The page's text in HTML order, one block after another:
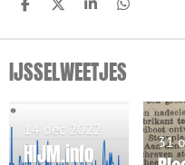
D
l
n
D
e
S
a
e
D
l
n
IJSSELWEETJES
HIJM.info
14 dec 2022
31